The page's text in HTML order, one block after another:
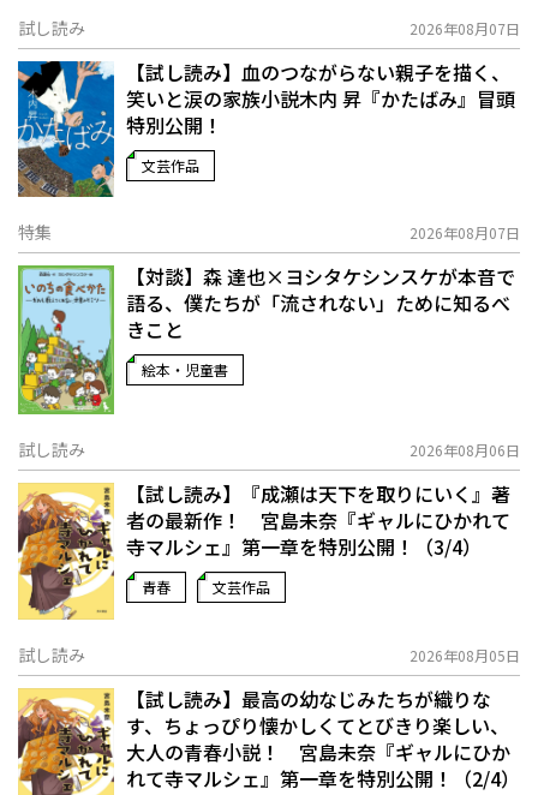
試し読み 2026年08月07日
【試し読み】血のつながらない親子を描く、
笑いと涙の家族小説――木内 昇『かたばみ』冒頭
特別公開！
文芸作品
特集 2026年08月07日
【対談】森 達也×ヨシタケシンスケが本音で
語る、僕たちが「流されない」ために知るべ
きこと
絵本・児童書
試し読み 2026年08月06日
【試し読み】『成瀬は天下を取りにいく』著
者の最新作！ 宮島未奈『ギャルにひかれて
寺マルシェ』第一章を特別公開！（3/4）
青春 文芸作品
試し読み 2026年08月05日
【試し読み】最高の幼なじみたちが織りな
す、ちょっぴり懐かしくてとびきり楽しい、
大人の青春小説！ 宮島未奈『ギャルにひか
れて寺マルシェ』第一章を特別公開！（2/4）